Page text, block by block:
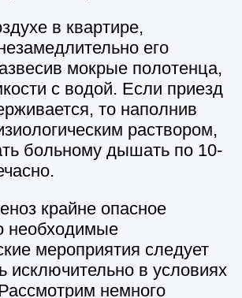
в квартире,
его
мокрые полотенца,
с водой. Если приезд
то наполнив
раствором,
больному дышать по 10-
крайне опасное
необходимые
мероприятия следует
исключительно в условиях
немного